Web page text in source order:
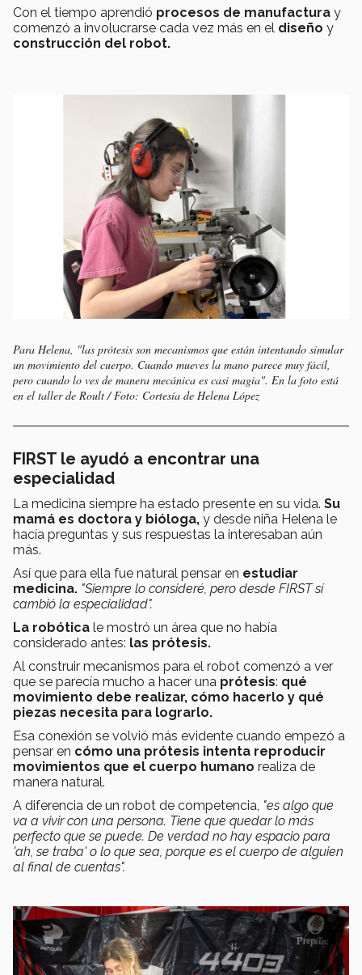
Con el tiempo aprendió procesos de manufactura y
comenzó a involucrarse cada vez más en el diseño y
construcción del robot.
Para Helena, "las prótesis son mecanismos que están intentando simular
un movimiento del cuerpo. Cuando mueves la mano parece muy fácil,
pero cuando lo ves de manera mecánica es casi magia". En la foto está
en el taller de Roult / Foto: Cortesía de Helena López
FIRST le ayudó a encontrar una
especialidad
La medicina siempre ha estado presente en su vida. Su
mamá es doctora y bióloga, y desde niña Helena le
hacía preguntas y sus respuestas la interesaban aún
más.
Así que para ella fue natural pensar en estudiar
medicina. "Siempre lo consideré, pero desde FIRST sí
cambió la especialidad".
La robótica le mostró un área que no había
considerado antes: las prótesis.
Al construir mecanismos para el robot comenzó a ver
que se parecía mucho a hacer una prótesis: qué
movimiento debe realizar, cómo hacerlo y qué
piezas necesita para lograrlo.
Esa conexión se volvió más evidente cuando empezó a
pensar en cómo una prótesis intenta reproducir
movimientos que el cuerpo humano realiza de
manera natural.
A diferencia de un robot de competencia, "es algo que
va a vivir con una persona. Tiene que quedar lo más
perfecto que se puede. De verdad no hay espacio para
'ah, se traba' o lo que sea, porque es el cuerpo de alguien
al final de cuentas".